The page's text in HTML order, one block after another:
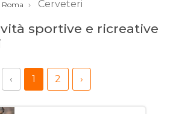
Roma Cerveteri
sportive e ricreative
‹ 1 2 ›